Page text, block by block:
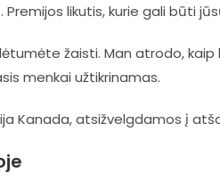
likutis, kurie gali būti
žaisti. Man atrodo,
menkai užtikrinamas.
Kanada, atsižvelgdamos į